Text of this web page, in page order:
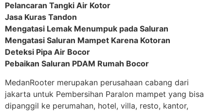
Pelancaran Tangki Air Kotor
Jasa Kuras Tandon
Mengatasi Lemak Menumpuk pada Saluran
Mengatasi Saluran Mampet Karena Kotoran
Deteksi Pipa Air Bocor
Pebaikan Saluran PDAM Rumah Bocor
MedanRooter merupakan perusahaan cabang dari
jakarta untuk Pembersihan Paralon mampet yang bisa
dipanggil ke perumahan, hotel, villa, resto, kantor,